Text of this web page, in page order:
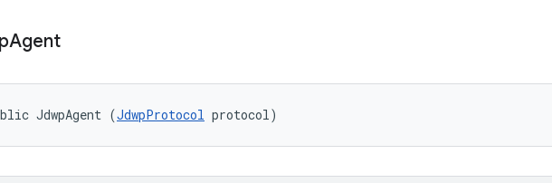
Agent
JdwpAgent (JdwpProtocol protocol)